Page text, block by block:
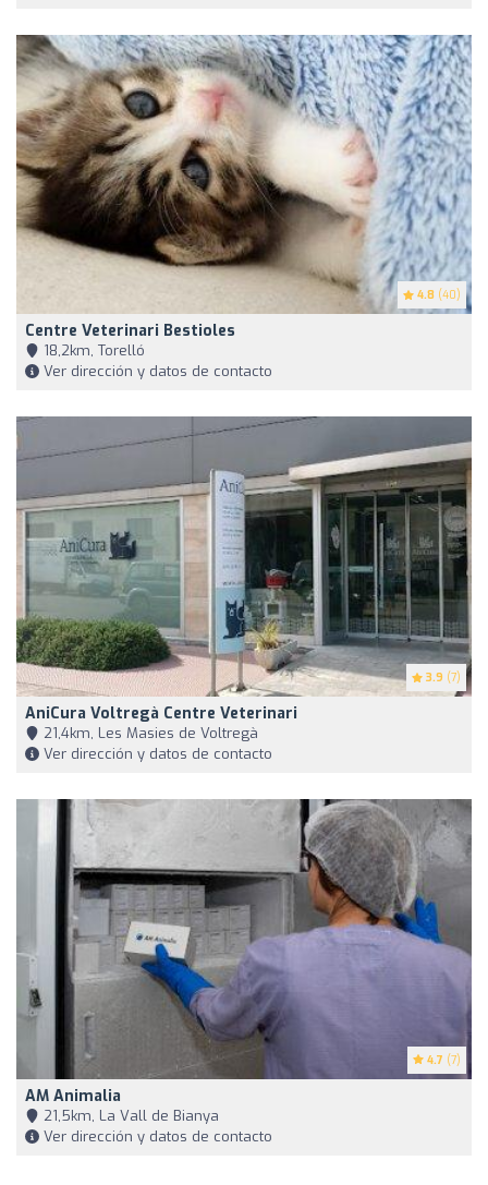
4.8 (40)
Centre Veterinari Bestioles
18,2km, Torelló
Ver dirección y datos de contacto
3.9 (7)
AniCura Voltregà Centre Veterinari
21,4km, Les Masies de Voltregà
Ver dirección y datos de contacto
4.7 (7)
AM Animalia
21,5km, La Vall de Bianya
Ver dirección y datos de contacto